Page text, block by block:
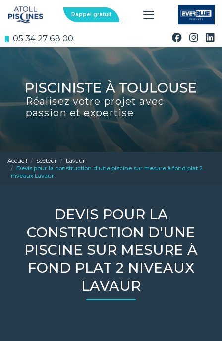
au
contenu
05 34 27 68 00
Rappel gratuit
Réalisez votre projet avec
passion et expertise
Accueil Secteur
Lavaur
Devis pour la construction d'une piscine sur mesure à fond plat 2
niveaux Lavaur
DEVIS POUR LA
CONSTRUCTION D'UNE
PISCINE SUR MESURE À
FOND PLAT 2 NIVEAUX
LAVAUR